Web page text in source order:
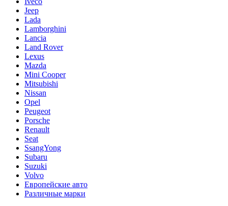
Jeep
Lada
Lamborghini
Lancia
Land Rover
Lexus
Mazda
Mini Cooper
Mitsubishi
Nissan
Opel
Peugeot
Porsche
Renault
Seat
SsangYong
Subaru
Suzuki
Volvo
Европейские авто
Различные марки